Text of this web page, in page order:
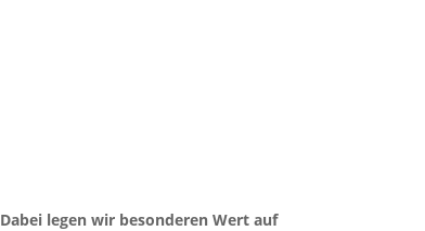
Dabei legen wir besonderen Wert auf